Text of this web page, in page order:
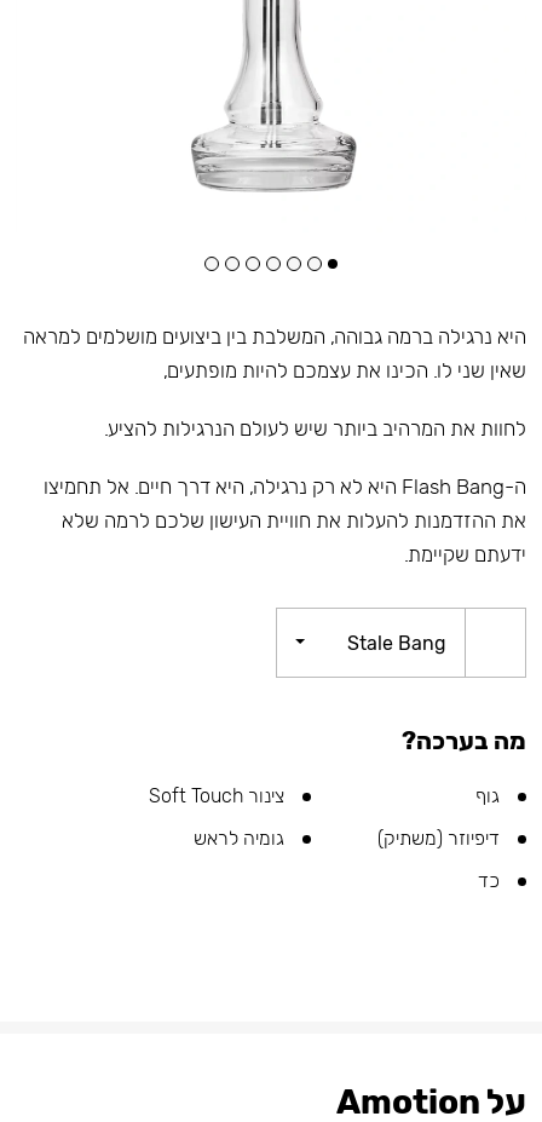
היא נרגילה ברמה גבוהה, המשלבת בין ביצועים מושלמים למראה
שאין שני לו. הכינו את עצמכם להיות מופתעים,
לחוות את המרהיב ביותר שיש לעולם הנרגילות להציע.
ה-Flash Bang היא לא רק נרגילה, היא דרך חיים. אל תחמיצו
את ההזדמנות להעלות את חוויית העישון שלכם לרמה שלא
ידעתם שקיימת.
Stale Bang
מה בערכה?
גוף
צינור Soft Touch
דיפיוזר (משתיק)
גומיה לראש
כד
על Amotion